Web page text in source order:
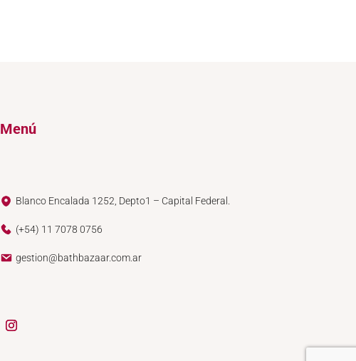
Menú
Blanco Encalada 1252, Depto1 – Capital Federal.
(+54) 11 7078 0756
gestion@bathbazaar.com.ar